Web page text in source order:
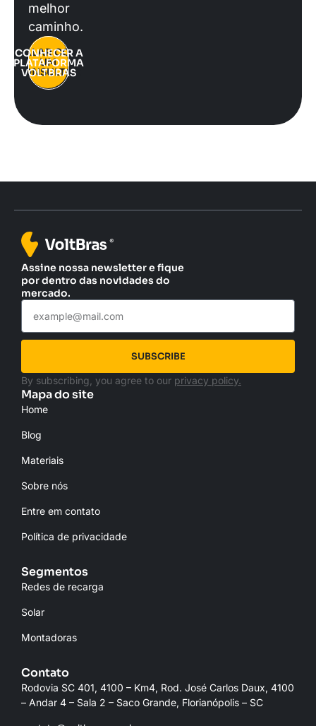
melhor
caminho.
FALAR COM
UM
CONSULTOR
CONHECER A
PLATAFORMA
VOLTBRAS
Assine nossa newsletter e fique
por dentro das novidades do
mercado.
SUBSCRIBE
By subscribing, you agree to our privacy policy.
Mapa do site
Home
Blog
Materiais
Sobre nós
Entre em contato
Política de privacidade
Segmentos
Redes de recarga
Solar
Montadoras
Contato
Rodovia SC 401, 4100 – Km4, Rod. José Carlos Daux, 4100
– Andar 4 – Sala 2 – Saco Grande, Florianópolis – SC